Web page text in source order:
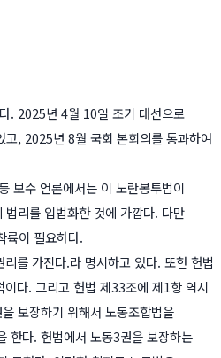
. 2025년 4월 10일 조기 대선으로
, 2025년 8월 국회 본회의를 통과하여
보수 언론에서는 이 노란봉투법이
리를 입법화한 것에 가깝다. 다만
륙이 필요하다.
를 가진다.라 명시하고 있다. 또한 헌법
다. 그리고 헌법 제33조에 제1항 역시
보장하기 위해서 노동조합법을
한다. 헌법에서 노동3권을 보장하는